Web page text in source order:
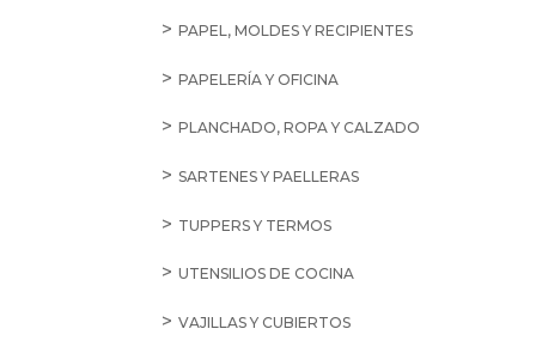
PAPEL, MOLDES Y RECIPIENTES
PAPELERÍA Y OFICINA
PLANCHADO, ROPA Y CALZADO
SARTENES Y PAELLERAS
TUPPERS Y TERMOS
UTENSILIOS DE COCINA
VAJILLAS Y CUBIERTOS